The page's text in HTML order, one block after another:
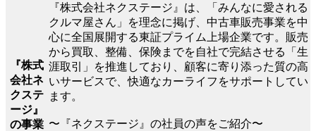
『株式
会社ネ
クステ
ージ』
の事業
『株式会社ネクステージ』は、「みんなに愛される
クルマ屋さん」を理念に掲げ、中古車販売事業を中
心に全国展開する東証プライム上場企業です。販売
から買取、整備、保険までを自社で完結させる「生
涯取引」を推進しており、顧客に寄り添った質の高
いサービスで、快適なカーライフをサポートしてい
ます。
〜『ネクステージ』の社員の声をご紹介〜